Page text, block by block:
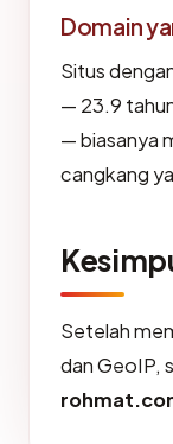
Domain
Situs
— 23.9
— biasanya
cangkang
Setelah
dan GeoIP,